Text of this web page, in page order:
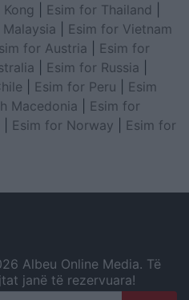
Esim for Thailand
Esim for Vietnam
for Austria
Esim for
Esim for Russia
Esim for Peru
Esim
Macedonia
Esim for
Esim for Norway
Esim for
Albeu Online Media. Të
janë të rezervuara!